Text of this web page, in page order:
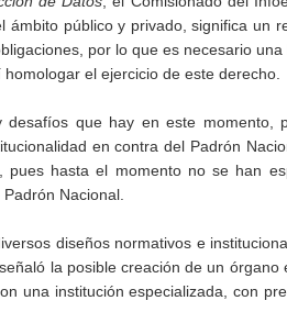
público y privado, significa un
por lo que es necesario
el ejercicio de este derecho.
que hay en este momento,
en contra del Padrón
hasta el momento no se han
Nacional.
diseños normativos e
la posible creación de un
una institución especializada, con